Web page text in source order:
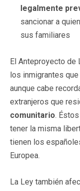
legalmente
sancionar a
sus familiares
El Anteproyecto
los inmigrantes
aunque cabe
extranjeros que
comunitario.
tener la misma
tienen los
Europea.
La Ley también